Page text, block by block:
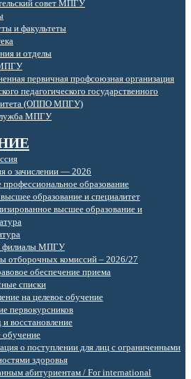
совет МПГУ
и факультеты
и отделы
первичная профсоюзная организация
педагогического государственного
(ОППО МПГУ)
МПГУ
о зачислении — 2026
профессиональное образование
образование и специалитет
высшее образование и
филиалы МПГУ
отборочных комиссий – 2026/27
обеспечение приема
списки
на целевое обучение
первокурсников
восстановление
обучение
о поступлении для лиц с ограниченными
здоровья
абитуриентам / For international